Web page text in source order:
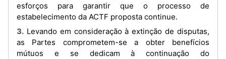
esforços para garantir que o processo de
estabelecimento da ACTF proposta continue.
3. Levando em consideração à extinção de disputas,
as Partes comprometem-se a obter benefícios
mútuos e se dedicam à continuação do